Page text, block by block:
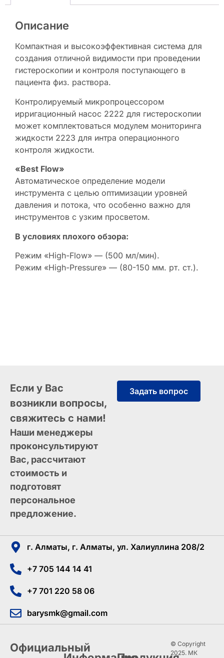
Описание
Компактная и высокоэффективная система для
создания отличной видимости при проведении
гистероскопии и контроля поступающего в
пациента физ. раствора.
Контролируемый микропроцессором
ирригационный насос 2222 для гистероскопии
может комплектоваться модулем мониторинга
жидкости 2223 для интра операционного
контроля жидкости.
«Best Flow»
Автоматическое определение модели
инструмента с целью оптимизации уровней
давления и потока, что особенно важно для
инструментов с узким просветом.
В условиях плохого обзора:
Режим «High-Flow» — (500 мл/мин).
Режим «High-Pressure» — (80-150 мм. рт. ст.).
Если у Вас
возникли вопросы,
свяжитесь с нами!
Наши менеджеры
проконсультируют
Вас, рассчитают
стоимость и
подготовят
персональное
предложение.
Задать вопрос
г. Алматы, г. Алматы, ул. Халиуллина 208/2
+7 705 144 14 41
+7 701 220 58 06
barysmk@gmail.com
Официальный
© Copyright
2025. МК